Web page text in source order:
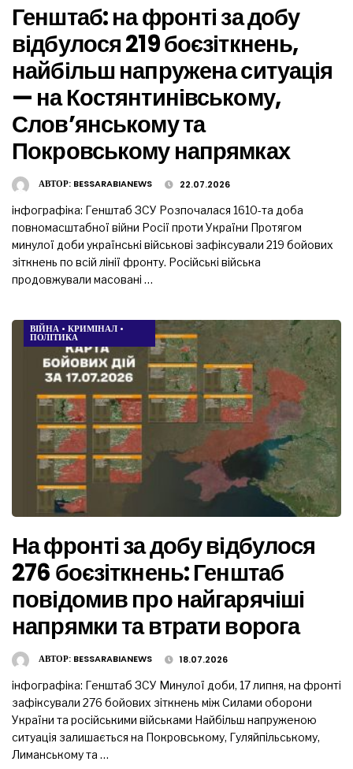
Генштаб: на фронті за добу
відбулося 219 боєзіткнень,
найбільш напружена ситуація
— на Костянтинівському,
Слов’янському та
Покровському напрямках
АВТОР: BESSARABIANEWS 22.07.2026
інфографіка: Генштаб ЗСУ Розпочалася 1610-та доба
повномасштабної війни Росії проти України Протягом
минулої доби українські військові зафіксували 219 бойових
зіткнень по всій лінії фронту. Російські війська
продовжували масовані …
ВІЙНА • КРИМІНАЛ •
ПОЛІТИКА
На фронті за добу відбулося
276 боєзіткнень: Генштаб
повідомив про найгарячіші
напрямки та втрати ворога
АВТОР: BESSARABIANEWS 18.07.2026
інфографіка: Генштаб ЗСУ Минулої доби, 17 липня, на фронті
зафіксували 276 бойових зіткнень між Силами оборони
України та російськими військами Найбільш напруженою
ситуація залишається на Покровському, Гуляйпільському,
Лиманському та …